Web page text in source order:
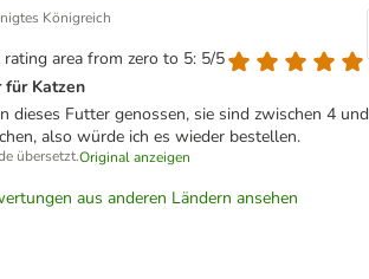
Königreich
area from zero to 5: 5/5
Katzen
dieses Futter genossen, sie sind zwischen 4 und
also würde ich es wieder bestellen.
übersetzt.Original anzeigen
aus anderen Ländern ansehen